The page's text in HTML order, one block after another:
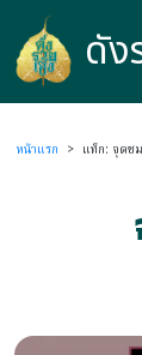
ดังรวยเฮง
ดัง
หน้าแรก > แท็ก: จุดช